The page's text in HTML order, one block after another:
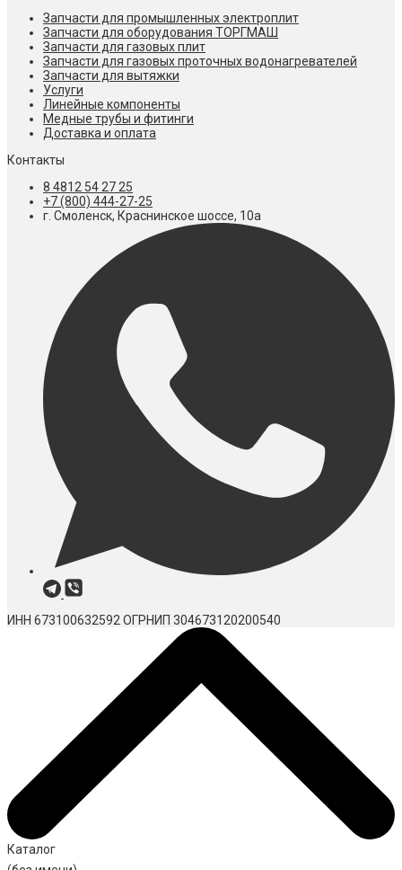
Запчасти для промышленных электроплит
Запчасти для оборудования ТОРГМАШ
Запчасти для газовых плит
Запчасти для газовых проточных водонагревателей
Запчасти для вытяжки
Услуги
Линейные компоненты
Медные трубы и фитинги
Доставка и оплата
Контакты
8 4812 54 27 25
+7 (800) 444-27-25
г. Смоленск, Краснинское шоссе, 10а
ИНН 673100632592 ОГРНИП 304673120200540
Каталог